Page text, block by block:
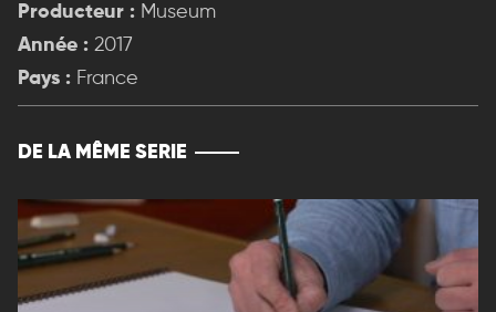
Producteur : Museum
Année : 2017
Pays : France
DE LA MÊME SERIE